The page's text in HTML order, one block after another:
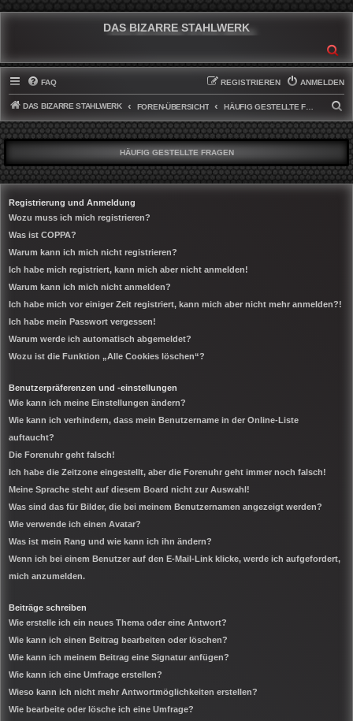
DAS BIZARRE STAHLWERK
FAQ ANMELDEN
REGISTRIEREN
DAS BIZARRE STAHLWERK FOREN-ÜBERSICHT HÄUFIG GESTELLTE FRAGEN
U
C
H
E
HÄUFIG GESTELLTE FRAGEN
Registrierung und Anmeldung
Wozu muss ich mich registrieren?
Was ist COPPA?
Warum kann ich mich nicht registrieren?
Ich habe mich registriert, kann mich aber nicht anmelden!
Warum kann ich mich nicht anmelden?
Ich habe mich vor einiger Zeit registriert, kann mich aber nicht mehr anmelden?!
Ich habe mein Passwort vergessen!
Warum werde ich automatisch abgemeldet?
Wozu ist die Funktion „Alle Cookies löschen“?
Benutzerpräferenzen und -einstellungen
Wie kann ich meine Einstellungen ändern?
Wie kann ich verhindern, dass mein Benutzername in der Online-Liste
auftaucht?
Die Forenuhr geht falsch!
Ich habe die Zeitzone eingestellt, aber die Forenuhr geht immer noch falsch!
Meine Sprache steht auf diesem Board nicht zur Auswahl!
Was sind das für Bilder, die bei meinem Benutzernamen angezeigt werden?
Wie verwende ich einen Avatar?
Was ist mein Rang und wie kann ich ihn ändern?
Wenn ich bei einem Benutzer auf den E-Mail-Link klicke, werde ich aufgefordert,
mich anzumelden.
Beiträge schreiben
Wie erstelle ich ein neues Thema oder eine Antwort?
Wie kann ich einen Beitrag bearbeiten oder löschen?
Wie kann ich meinem Beitrag eine Signatur anfügen?
Wie kann ich eine Umfrage erstellen?
Wieso kann ich nicht mehr Antwortmöglichkeiten erstellen?
Wie bearbeite oder lösche ich eine Umfrage?